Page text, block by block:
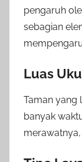
pengaruh
sebagian
Luas
Taman yang
banyak